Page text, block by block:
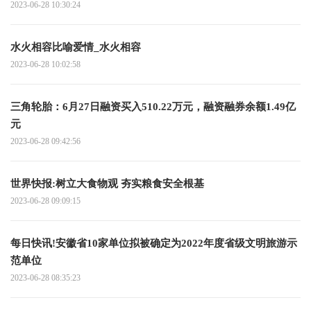
2023-06-28 10:30:24
水火相容比喻爱情_水火相容
2023-06-28 10:02:58
三角轮胎：6月27日融资买入510.22万元，融资融券余额1.49亿
元
2023-06-28 09:42:56
世界快报:树立大食物观 夯实粮食安全根基
2023-06-28 09:09:15
每日快讯!安徽省10家单位拟被确定为2022年度省级文明旅游示
范单位
2023-06-28 08:35:23